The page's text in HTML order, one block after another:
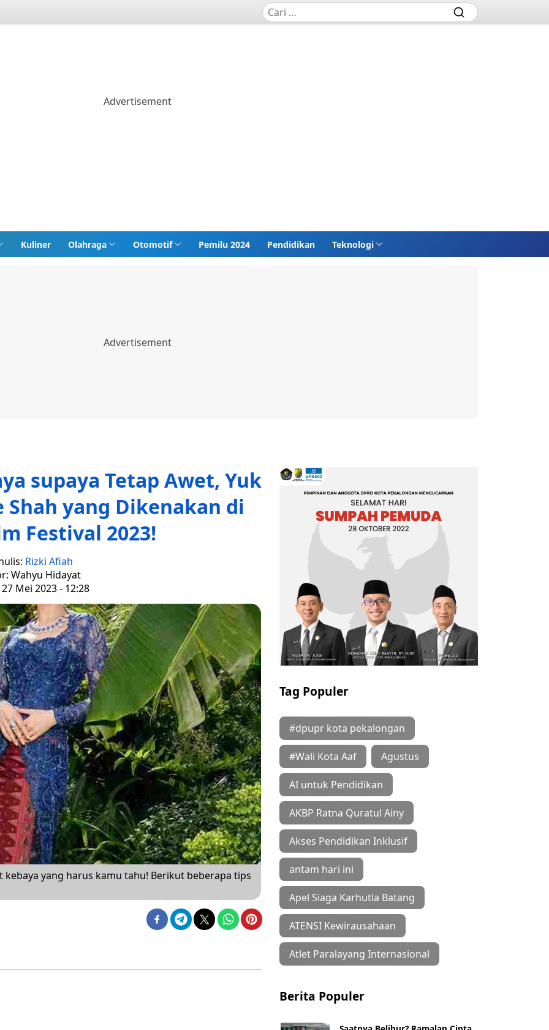
Kuliner Olahraga Otomotif Pemilu 2024 Pendidikan Teknologi
supaya Tetap Awet, Yuk
yang Dikenakan di
Festival 2023!
Rizki Afiah
Wahyu Hidayat
Mei 2023 - 12:28
yang harus kamu tahu! Berikut beberapa tips
Tag Populer
#dpupr kota pekalongan
#Wali Kota Aaf Agustus
AI untuk Pendidikan
AKBP Ratna Quratul Ainy
Akses Pendidikan Inklusif
antam hari ini
Apel Siaga Karhutla Batang
ATENSI Kewirausahaan
Atlet Paralayang Internasional
Berita Populer